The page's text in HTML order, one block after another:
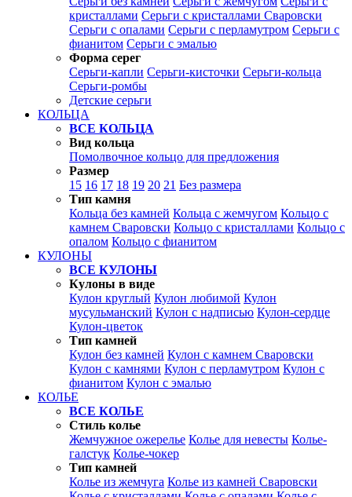
кристаллами Серьги с кристаллами Сваровски
Серьги с опалами Серьги с перламутром Серьги с
фианитом Серьги с эмалью
Форма серег
Серьги-капли Серьги-кисточки Серьги-кольца
Серьги-ромбы
Детские серьги
КОЛЬЦА
ВСЕ КОЛЬЦА
Вид кольца
Помолвочное кольцо для предложения
Размер
15 16 17 18 19 20 21 Без размера
Тип камня
Кольца без камней Кольца с жемчугом Кольцо с
камнем Сваровски Кольцо с кристаллами Кольцо с
опалом Кольцо с фианитом
КУЛОНЫ
ВСЕ КУЛОНЫ
Кулоны в виде
Кулон круглый Кулон любимой Кулон
мусульманский Кулон с надписью Кулон-сердце
Кулон-цветок
Тип камней
Кулон без камней Кулон с камнем Сваровски
Кулон с камнями Кулон с перламутром Кулон с
фианитом Кулон с эмалью
КОЛЬЕ
ВСЕ КОЛЬЕ
Стиль колье
Жемчужное ожерелье Колье для невесты Колье-
галстук Колье-чокер
Тип камней
Колье из жемчуга Колье из камней Сваровски